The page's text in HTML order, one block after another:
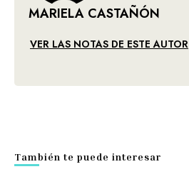
MARIELA CASTAÑÓN
VER LAS NOTAS DE ESTE AUTOR
También te puede interesar